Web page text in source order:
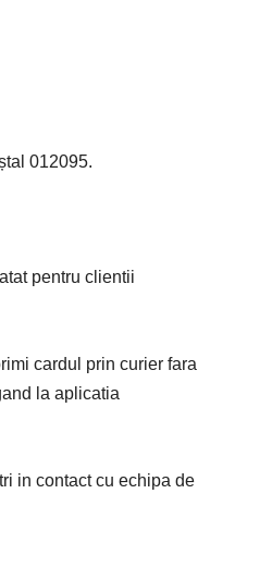
012095.
pentru clientii
cardul prin curier fara
la aplicatia
in contact cu echipa de